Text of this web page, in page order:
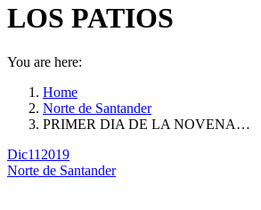
LOS PATIOS
You are here:
Home
Norte de Santander
PRIMER DIA DE LA NOVENA…
Dic11 2019
Norte de Santander